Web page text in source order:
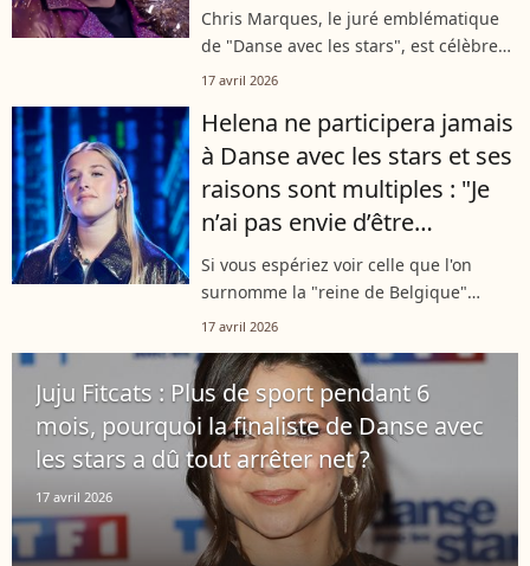
Danse avec les stars
Chris Marques, le juré emblématique
de "Danse avec les stars", est célèbre
pour ses tenues audacieuses qui ne
Mais saviez-vous que derrière ces...
17 avril 2026
Helena ne participera jamais
à Danse avec les stars et ses
raisons sont multiples : "Je
n’ai pas envie d’être
comparée et je sens le truc
venir"
Si vous espériez voir celle que l'on
surnomme la "reine de Belgique"
enflammer le parquet de "Danse avec
patience. Alors que ses anciens
camarades...
17 avril 2026
Juju Fitcats : Plus de sport pendant 6
mois, pourquoi la finaliste de Danse avec
les stars a dû tout arrêter net ?
17 avril 2026